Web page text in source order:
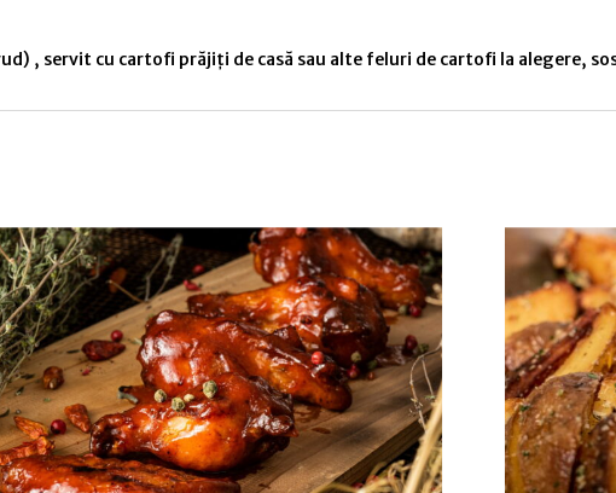
, servit cu cartofi prăjiți de casă sau alte feluri de cartofi la alegere,